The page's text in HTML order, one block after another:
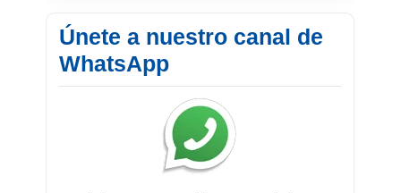
Únete a nuestro canal de
WhatsApp